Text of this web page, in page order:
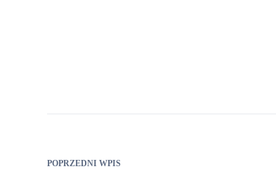
POPRZEDNIWPIS